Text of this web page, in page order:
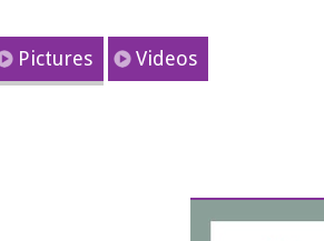
Pictures Videos